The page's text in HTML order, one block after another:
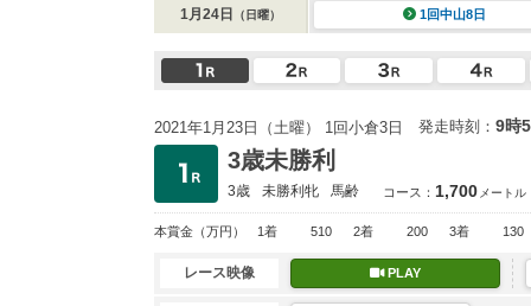
1月24日 （日曜） 1回中山8日
2021年1月23日（土曜） 1回小倉3日 発走時刻： 9時
3歳未勝利
3歳 未勝利牝 馬齢 コース： 1,700 メートル
本賞金 （万円） 1着 510 2着 200 3着 130
レース映像 PLAY